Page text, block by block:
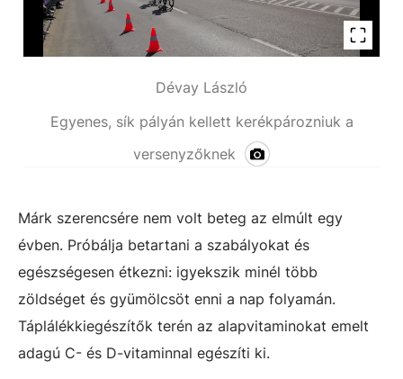
Dévay László
Egyenes, sík pályán kellett kerékpározniuk a
versenyzőknek
Márk szerencsére nem volt beteg az elmúlt egy
évben. Próbálja betartani a szabályokat és
egészségesen étkezni: igyekszik minél több
zöldséget és gyümölcsöt enni a nap folyamán.
Táplálékkiegészítők terén az alapvitaminokat emelt
adagú C- és D-vitaminnal egészíti ki.